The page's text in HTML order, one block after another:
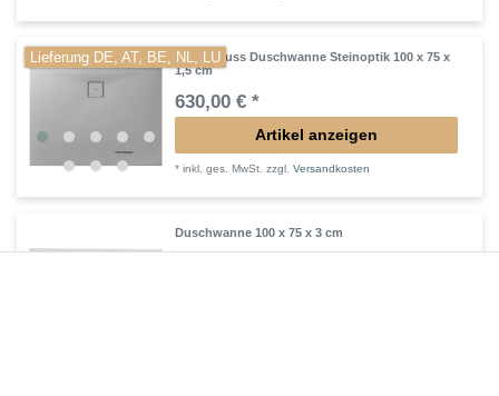
Lieferung DE, AT, BE, NL, LUMineralguss Duschwanne Steinoptik 100 x 75 x
1,5 cm
630,00 € *
Artikel anzeigen
*inkl. ges. MwSt. zzgl.Versandkosten
Duschwanne 100 x 75 x 3 cm